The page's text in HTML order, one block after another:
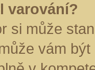
varování?
si může
vám